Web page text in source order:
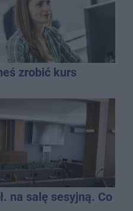
zrobić kurs
na salę sesyjną. Co